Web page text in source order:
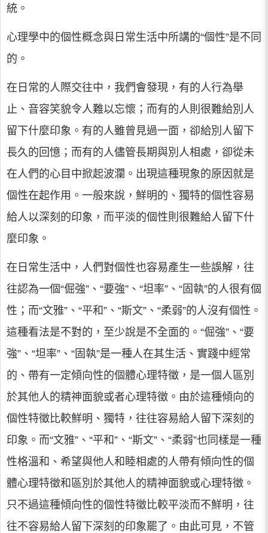
統。
心理學中的個性概念與日常生活中所講的“個性”是不同
的。
在日常的人際交往中，我們會發現，有的人行為舉
止、音容笑貌令人難以忘懷；而有的人則很難給別人
留下什麼印象。有的人雖曾見過一面，卻給別人留下
長久的回憶；而有的人儘管長期與別人相處，卻從未
在人們的心目中掀起波瀾。出現這種現象的原因就是
個性在起作用。一般來說，鮮明的、獨特的個性容易
給人以深刻的印象，而平淡的個性則很難給人留下什
麼印象。
在日常生活中，人們對個性也容易產生一些誤解，往
往認為一個“倔強”、“要強”、“坦率”、“固執”的人很有個
性；而“文雅”、“平和”、“斯文”、“柔弱”的人沒有個性。
這種看法是不對的，至少說是不全面的。“倔強”、“要
強”、“坦率”、“固執”是一種人在其生活、實踐中經常
的、帶有一定傾向性的個體心理特徵，是一個人區別
於其他人的精神面貌或者心理特徵。由於這種傾向的
個性特徵比較鮮明、獨特，往往容易給人留下深刻的
印象。而“文雅”、“平和”、“斯文”、“柔弱”也同樣是一種
性格溫和、希望與他人和睦相處的人帶有傾向性的個
體心理特徵和區別於其他人的精神面貌或心理特徵。
只不過這種傾向性的個性特徵比較平淡而不鮮明，往
往不容易給人留下深刻的印象罷了。由此可見，不管